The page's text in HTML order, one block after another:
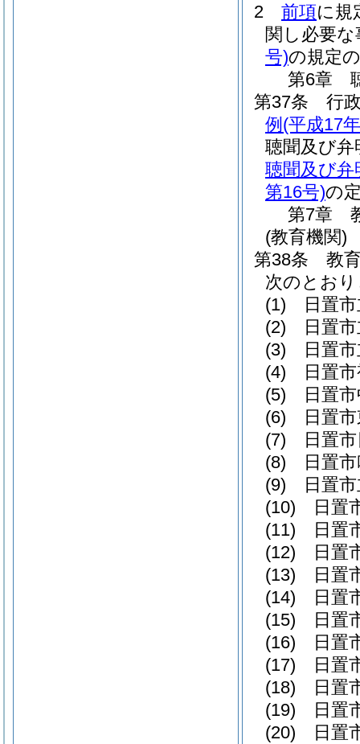
2
前項に規
関し必要
号)の規定
第6章
第37条
行
例 (平成17
聴聞及び
聴聞及び
第16号)の
第7章
(教育機関)
第38条
教
次のとお
(1)
日置
(2)
日置
(3)
日置
(4)
日置
(5)
日置
(6)
日置
(7)
日置
(8)
日置
(9)
日置
(10)
日置
(11)
日置
(12)
日置
(13)
日置
(14)
日置
(15)
日置
(16)
日置
(17)
日置
(18)
日置
(19)
日置
(20)
日置